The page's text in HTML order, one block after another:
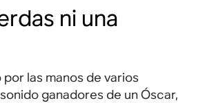
ni una
las manos de varios
ganadores de un Óscar,